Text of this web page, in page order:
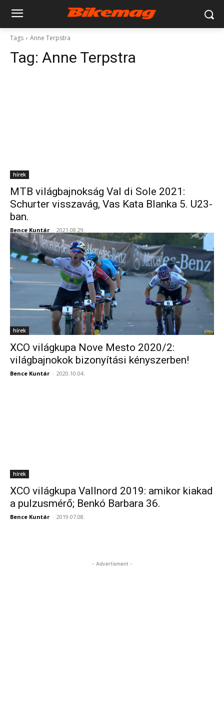
Tags Anne Terpstra
Tag: Anne Terpstra
hírek
MTB világbajnokság Val di Sole 2021:
Schurter visszavág, Vas Kata Blanka 5. U23-
ban.
Bence Kuntár - 2021.08.29.
hírek
XCO világkupa Nove Mesto 2020/2:
világbajnokok bizonyítási kényszerben!
Bence Kuntár - 2020.10.04.
hírek
XCO világkupa Vallnord 2019: amikor kiakad
a pulzusmérő; Benkó Barbara 36.
Bence Kuntár - 2019.07.08.
- Advertisment -